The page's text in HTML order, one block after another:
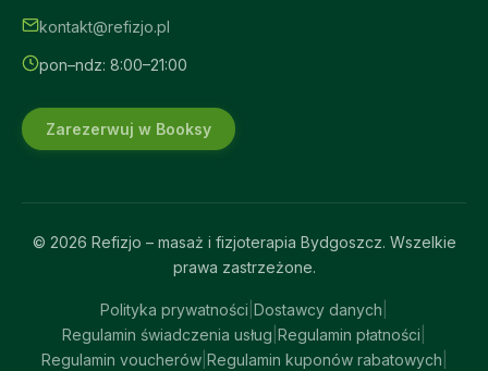
kontakt@refizjo.pl
pon–ndz: 8:00–21:00
Zarezerwuj w Booksy
© 2026 Refizjo – masaż i fizjoterapia Bydgoszcz. Wszelkie
prawa zastrzeżone.
Polityka prywatności Dostawcy danych
Regulamin świadczenia usług Regulamin płatności
Regulamin voucherów| Regulamin kuponów rabatowych